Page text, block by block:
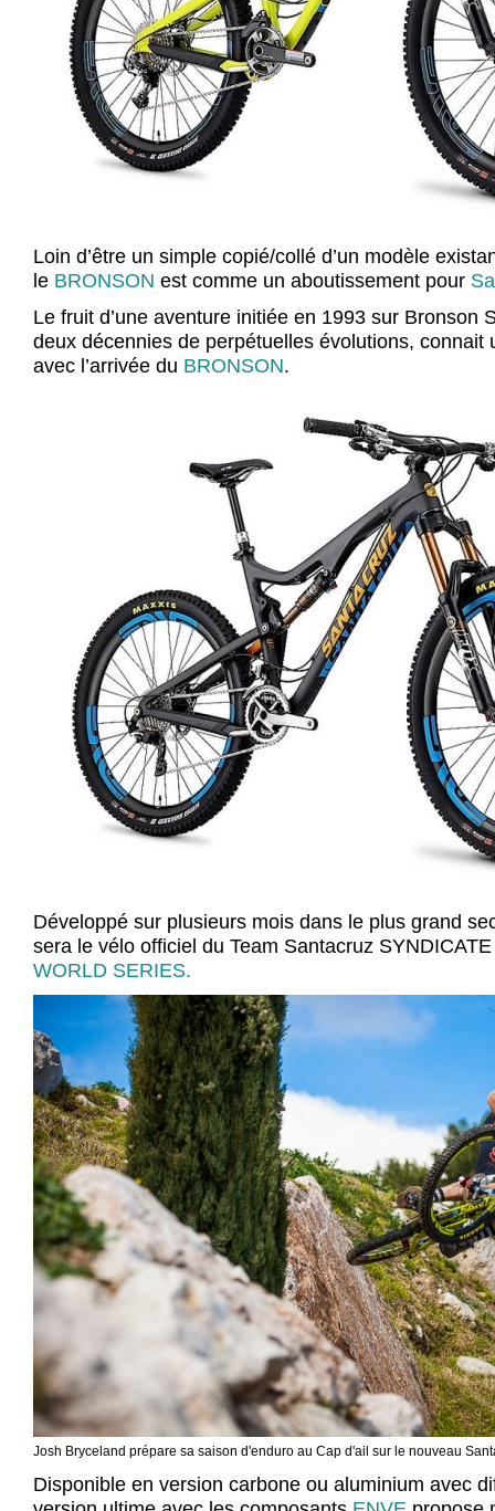
Loin d’être un simple copié/collé d’un modèle
le BRONSON est comme un aboutissement pour
Le fruit d’une aventure initiée en 1993 sur Bronson
deux décennies de perpétuelles évolutions, connait
avec l’arrivée du BRONSON.
Développé sur plusieurs mois dans le plus grand
sera le vélo officiel du Team Santacruz
WORLD SERIES.
Josh Bryceland prépare sa saison d'enduro au Cap d'ail sur le nouveau
Disponible en version carbone ou aluminium avec